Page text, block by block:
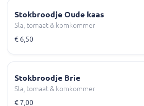
Stokbroodje Oude kaas
Sla, tomaat & komkommer
€ 6,50
Stokbroodje Brie
Sla, tomaat & komkommer
€ 7,00